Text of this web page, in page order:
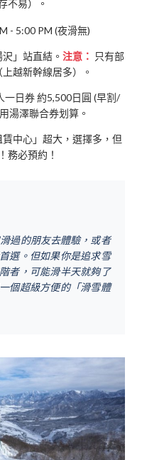
不易）。
- 5:00 PM (夜滑無)
」站直結。 注意： 只有部
越新幹線居多）。
一日券 約5,500日圓 (早割/
湯澤聯合券划算。
中心」超大，選擇多，但
務必預約！
過的朋友去體驗，或者
選。但如果你是追求雪
者，可能滑半天就夠了
個超級方便的「滑雪體